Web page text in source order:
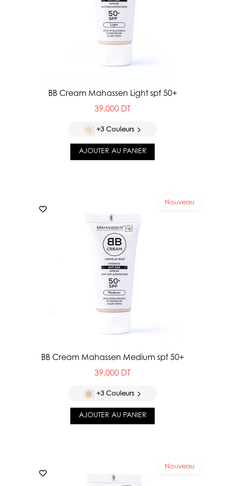
BB Cream Mahassen Light spf 50+
39.000 DT
+3 Couleurs
AJOUTER AU PANIER
Nouveau
BB Cream Mahassen Medium spf 50+
39.000 DT
+3 Couleurs
AJOUTER AU PANIER
Nouveau